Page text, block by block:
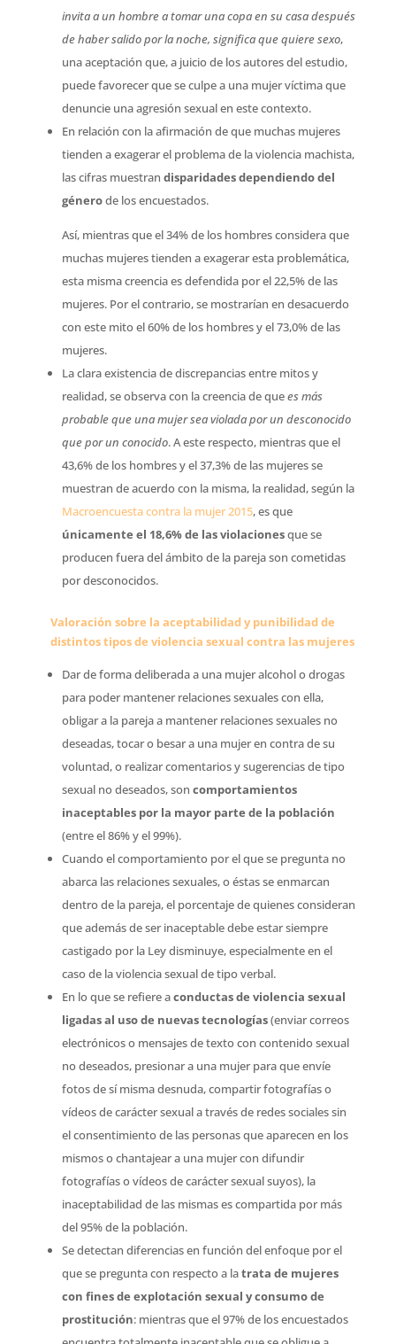
invita a un hombre a tomar una copa en su casa después
de haber salido por la noche, significa que quiere sexo,
una aceptación que, a juicio de los autores del estudio,
puede favorecer que se culpe a una mujer víctima que
denuncie una agresión sexual en este contexto.
En relación con la afirmación de que muchas mujeres
tienden a exagerar el problema de la violencia machista,
las cifras muestran disparidades dependiendo del
génerode los encuestados.
Así, mientras que el 34% de los hombres considera que
muchas mujeres tienden a exagerar esta problemática,
esta misma creencia es defendida por el 22,5% de las
mujeres. Por el contrario, se mostrarían en desacuerdo
con este mito el 60% de los hombres y el 73,0% de las
mujeres.
La clara existencia de discrepancias entre mitos y
realidad, se observa con la creencia de quees más
probable que una mujer sea violada por un desconocido
que por un conocido. A este respecto, mientras que el
43,6% de los hombres y el 37,3% de las mujeres se
muestran de acuerdo con la misma, la realidad, según la
Macroencuesta contra la mujer 2015, es que
únicamente el 18,6% de las violacionesque se
producen fuera del ámbito de la pareja son cometidas
por desconocidos.
Valoración sobre la aceptabilidad y punibilidad de
distintos tipos de violencia sexual contra las mujeres
Dar de forma deliberada a una mujer alcohol o drogas
para poder mantener relaciones sexuales con ella,
obligar a la pareja a mantener relaciones sexuales no
deseadas, tocar o besar a una mujer en contra de su
voluntad, o realizar comentarios y sugerencias de tipo
sexual no deseados, son comportamientos
inaceptables por la mayor parte de la población
(entre el 86% y el 99%).
Cuando el comportamiento por el que se pregunta no
abarca las relaciones sexuales, o éstas se enmarcan
dentro de la pareja, el porcentaje de quienes consideran
que además de ser inaceptable debe estar siempre
castigado por la Ley disminuye, especialmente en el
caso de la violencia sexual de tipo verbal.
En lo que se refiere aconductas de violencia sexual
ligadas al uso de nuevas tecnologías(enviar correos
electrónicos o mensajes de texto con contenido sexual
no deseados, presionar a una mujer para que envíe
fotos de sí misma desnuda, compartir fotografías o
vídeos de carácter sexual a través de redes sociales sin
el consentimiento de las personas que aparecen en los
mismos o chantajear a una mujer con difundir
fotografías o vídeos de carácter sexual suyos), la
inaceptabilidad de las mismas es compartida por más
del 95% de la población.
Se detectan diferencias en función del enfoque por el
que se pregunta con respecto a latrata de mujeres
con fines de explotación sexual y consumo de
prostitución: mientras que el 97% de los encuestados